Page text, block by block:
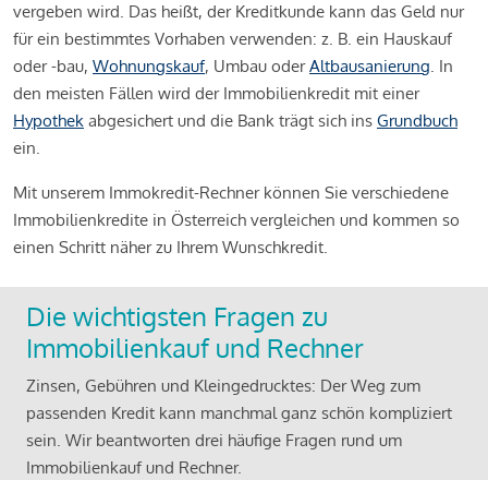
vergeben wird. Das heißt, der Kreditkunde kann das Geld nur
für ein bestimmtes Vorhaben verwenden: z. B. ein Hauskauf
oder -bau, Wohnungskauf, Umbau oderAltbausanierung. In
den meisten Fällen wird der Immobilienkredit mit einer
Hypothek abgesichert und die Bank trägt sich ins Grundbuch
ein.
Mit unserem Immokredit-Rechner können Sie verschiedene
Immobilienkredite in Österreich vergleichen und kommen so
einen Schritt näher zu Ihrem Wunschkredit.
Die wichtigsten Fragen zu
Immobilienkauf und Rechner
Zinsen, Gebühren und Kleingedrucktes: Der Weg zum
passenden Kredit kann manchmal ganz schön kompliziert
sein. Wir beantworten drei häufige Fragen rund um
Immobilienkauf und Rechner.